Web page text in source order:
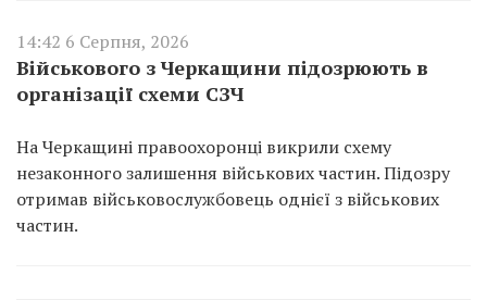
14:42 6 Серпня, 2026
Військового з Черкащини підозрюють в
організації схеми СЗЧ
На Черкащині правоохоронці викрили схему
незаконного залишення військових частин. Підозру
отримав військовослужбовець однієї з військових
частин.